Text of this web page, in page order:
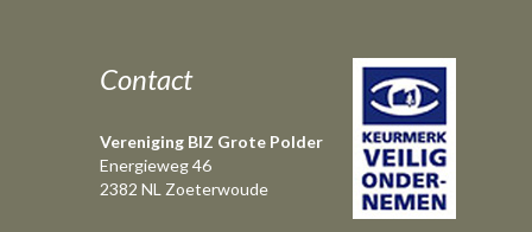
Contact
Vereniging BIZ Grote Polder
Energieweg 46
2382 NL Zoeterwoude